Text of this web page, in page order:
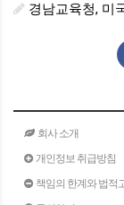
경남교육청, 미국 학교·
회사 소개
개인정보 취급방침
책임의 한계와 법적